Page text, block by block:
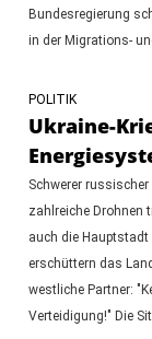
Bundesregierung
in der Migrations-
POLITIK
Ukraine-
Schwerer
zahlreiche Drohnen
auch die
erschüttern das
westliche Partner:
Verteidigung!" Die